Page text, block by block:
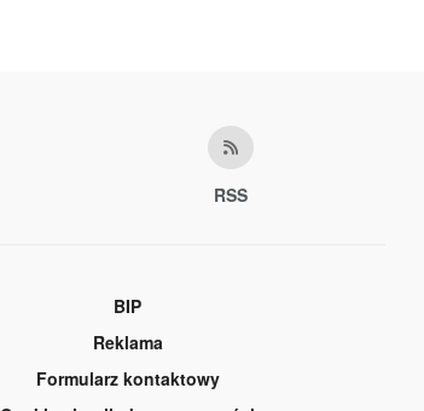
RSS
BIP
Reklama
Formularz kontaktowy